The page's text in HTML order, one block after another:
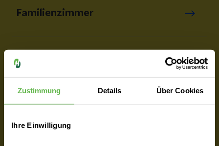
Zustimmung Details Über Cookies
Ihre Einwilligung
Familienzimmer
Arztwahl
Privatklinik